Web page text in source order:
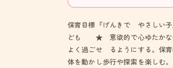
保育目標『げんきで やさしい
ども ★ 意欲的で心ゆたかな子
よく過ごせ るようにする。保
体を動かし歩行や探索を楽しむ